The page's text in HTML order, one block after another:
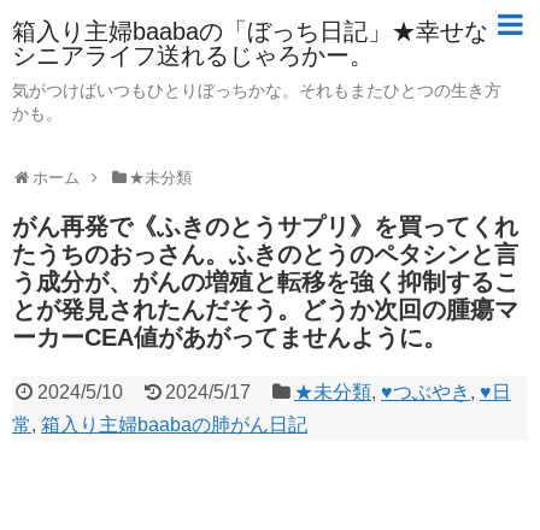
箱入り主婦baabaの「ぼっち日記」★幸せな
シニアライフ送れるじゃろかー。
気がつけばいつもひとりぼっちかな。それもまたひとつの生き方
かも。
ホーム ★未分類
がん再発で《ふきのとうサプリ》を買ってくれ
たうちのおっさん。ふきのとうのペタシンと言
う成分が、がんの増殖と転移を強く抑制するこ
とが発見されたんだそう。どうか次回の腫瘍マ
ーカーCEA値があがってませんように。
2024/5/10 2024/5/17 ★未分類,♥つぶやき ,♥日
常, 箱入り主婦baabaの肺がん日記